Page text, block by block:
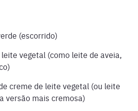
(escorrido)
vegetal (como leite de aveia,
creme de leite vegetal (ou leite
versão mais cremosa)